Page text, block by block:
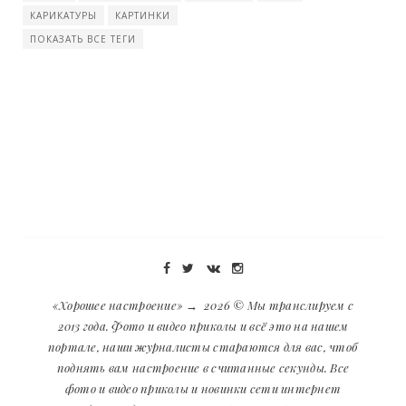
КАРИКАТУРЫ
КАРТИНКИ
ПОКАЗАТЬ ВСЕ ТЕГИ
«Хорошее настроение» → 2026 © Мы транслируем с
2013 года. Фото и видео приколы и всё это на нашем
портале, наши журналисты стараются для вас, чтоб
поднять вам настроение в считанные секунды. Все
фото и видео приколы и новинки сети интернет